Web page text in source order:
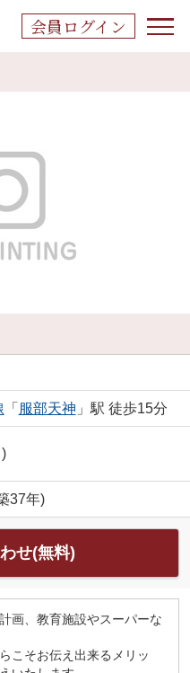
会員ログイン
「 服部天神 」駅 徒歩15分
37年)
せ(無料)
画、教育施設やスーパーな
こそお伝え出来るメリッ